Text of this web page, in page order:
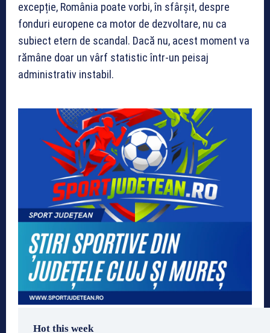
excepție, România poate vorbi, în sfârșit, despre
fonduri europene ca motor de dezvoltare, nu ca
subiect etern de scandal. Dacă nu, acest moment va
rămâne doar un vârf statistic într-un peisaj
administrativ instabil.
Hot this week